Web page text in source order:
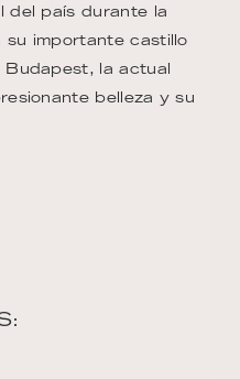
del país durante la
su importante castillo
Budapest, la actual
belleza y su